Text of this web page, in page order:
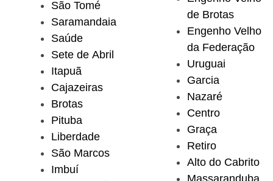
São Tomé
Saramandaia
Saúde
Sete de Abril
Itapuã
Cajazeiras
Brotas
Pituba
Liberdade
São Marcos
Imbuí
de Brotas
Engenho Velho
da Federação
Uruguai
Garcia
Nazaré
Centro
Graça
Retiro
Alto do Cabrito